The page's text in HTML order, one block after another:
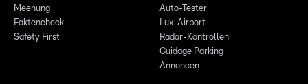
Meenung
Faktencheck
Safety First
Auto-Tester
Lux-Airport
Radar-Kontrollen
Guidage Parking
Annoncen